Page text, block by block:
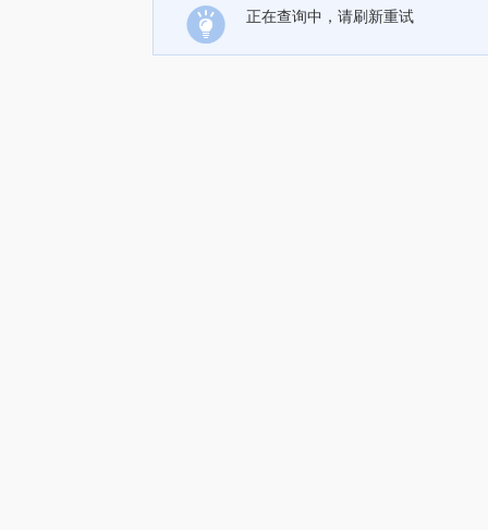
正在查询中，请刷新重试